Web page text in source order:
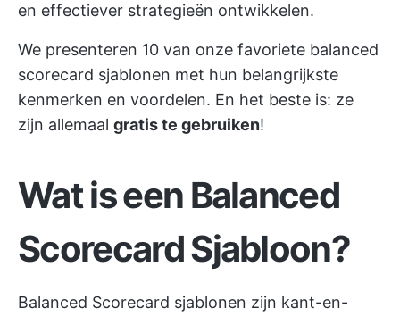
en effectiever strategieën ontwikkelen.
We presenteren 10 van onze favoriete balanced
scorecard sjablonen met hun belangrijkste
kenmerken en voordelen. En het beste is: ze
zijn allemaal gratis te gebruiken!
Wat is een Balanced
Scorecard Sjabloon?
Balanced Scorecard sjablonen zijn kant-en-